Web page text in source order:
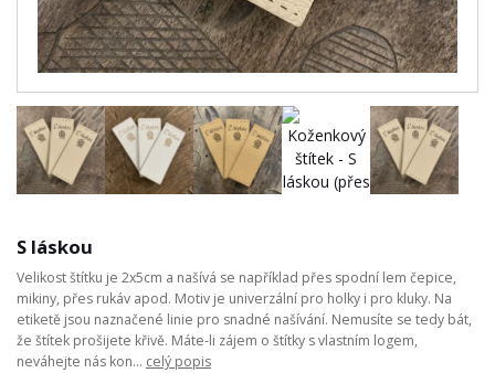
S láskou
Velikost štítku je 2x5cm a našívá se například přes spodní lem čepice,
mikiny, přes rukáv apod. Motiv je univerzální pro holky i pro kluky. Na
etiketě jsou naznačené linie pro snadné našívání. Nemusíte se tedy bát,
že štítek prošijete křivě. Máte-li zájem o štítky s vlastním logem,
neváhejte nás kon... celý popis